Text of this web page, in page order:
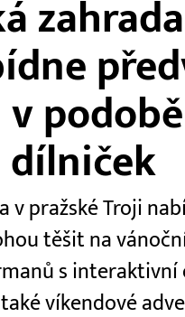
dílniček
v pražské Troji
těšit na
s interaktivní
víkendové